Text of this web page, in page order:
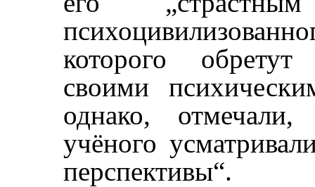
которого обретут
своими
однако,
учёного
перспективы“.